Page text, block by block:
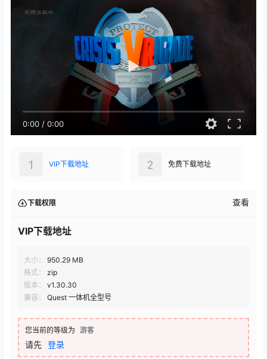
0:00 / 0:00
VIP下载地址
1 免费下载地址
2
下载权限 查看
VIP下载地址
大小：
950.29 MB
格式：
zip
版本：
v1.30.30
兼容：
Quest 一体机全型号
您当前的等级为 游客
请先 登录